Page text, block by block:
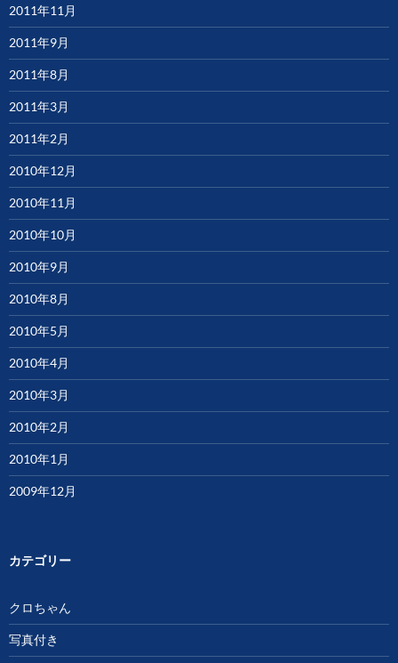
2011年11月
2011年9月
2011年8月
2011年3月
2011年2月
2010年12月
2010年11月
2010年10月
2010年9月
2010年8月
2010年5月
2010年4月
2010年3月
2010年2月
2010年1月
2009年12月
カテゴリー
クロちゃん
写真付き